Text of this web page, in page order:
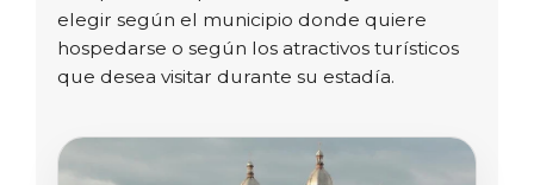
elegir según el municipio donde quiere
hospedarse o según los atractivos turísticos
que desea visitar durante su estadía.